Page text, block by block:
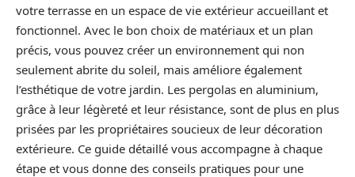
votre terrasse en un espace de vie extérieur accueillant et
fonctionnel. Avec le bon choix de matériaux et un plan
précis, vous pouvez créer un environnement qui non
seulement abrite du soleil, mais améliore également
l’esthétique de votre jardin. Les pergolas en aluminium,
grâce à leur légèreté et leur résistance, sont de plus en plus
prisées par les propriétaires soucieux de leur décoration
extérieure. Ce guide détaillé vous accompagne à chaque
étape et vous donne des conseils pratiques pour une